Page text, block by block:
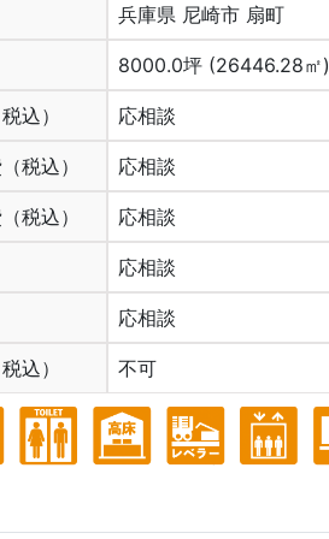
兵庫県 尼崎市 扇町
8000.0坪 (26446.28㎡)
込） 応相談
税込） 応相談
税込） 応相談
応相談
応相談
込） 不可